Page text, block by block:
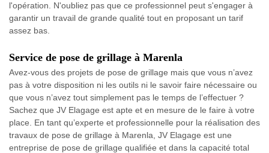
l'opération. N'oubliez pas que ce professionnel peut s'engager à
garantir un travail de grande qualité tout en proposant un tarif
assez bas.
Service de pose de grillage à Marenla
Avez-vous des projets de pose de grillage mais que vous n’avez
pas à votre disposition ni les outils ni le savoir faire nécessaire ou
que vous n’avez tout simplement pas le temps de l’effectuer ?
Sachez que JV Elagage est apte et en mesure de le faire à votre
place. En tant qu’experte et professionnelle pour la réalisation des
travaux de pose de grillage à Marenla, JV Elagage est une
entreprise de pose de grillage qualifiée et dans la capacité total